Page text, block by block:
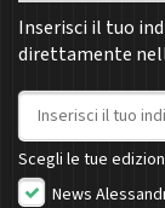
Inserisci il tuo
direttamente
Indirizzo email
Scegli le tue
News